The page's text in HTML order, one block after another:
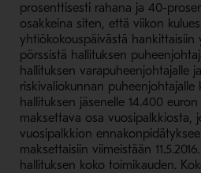
prosenttisesti rahana ja 40-
osakkeina siten, että viikon
yhtiökokouspäivästä hankittaisiin
pörssistä hallituksen
hallituksen varapuheenjohtajalle
riskivaliokunnan puheenjohtajalle
hallituksen jäsenelle 14.400
maksettava osa vuosipalkkiosta,
vuosipalkkion
maksettaisiin viimeistään
hallituksen koko toimikauden.